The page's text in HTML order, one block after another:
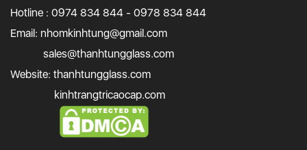
Hotline : 0974 834 844 - 0978 834 844
Email: nhomkinhtung@gmail.com
sales@thanhtungglass.com
Website: thanhtungglass.com
kinhtrangtricaocap.com